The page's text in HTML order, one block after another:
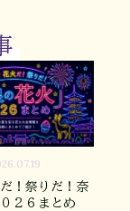
！祭りだ！奈
２６まとめ